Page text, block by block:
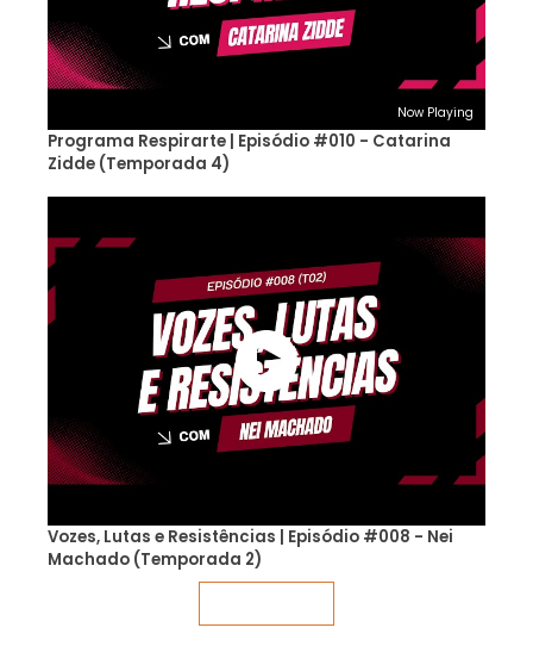
Now Playing
Programa Respirarte | Episódio #010 - Catarina
Zidde (Temporada 4)
Vozes, Lutas e Resistências | Episódio #008 - Nei
Machado (Temporada 2)